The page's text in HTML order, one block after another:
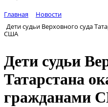
Главная
Новости
Дети судьи Верховного суда
США
Дети судьи
Татарстана
гражданами